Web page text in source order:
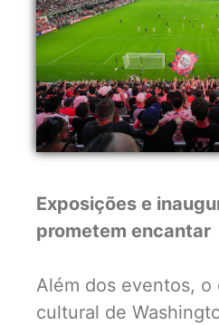
Exposições e
prometem encantar
Além dos eventos, o
cultural de